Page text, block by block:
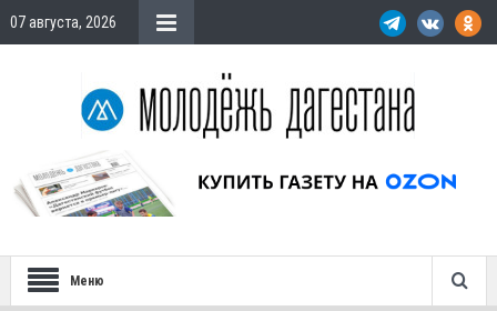
07 августа, 2026
Меню